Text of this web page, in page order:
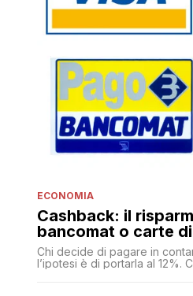
ECONOMIA
Cashback: il
bancomat o carte
Chi decide di pagare in
l’ipotesi è di portarla al 12%.